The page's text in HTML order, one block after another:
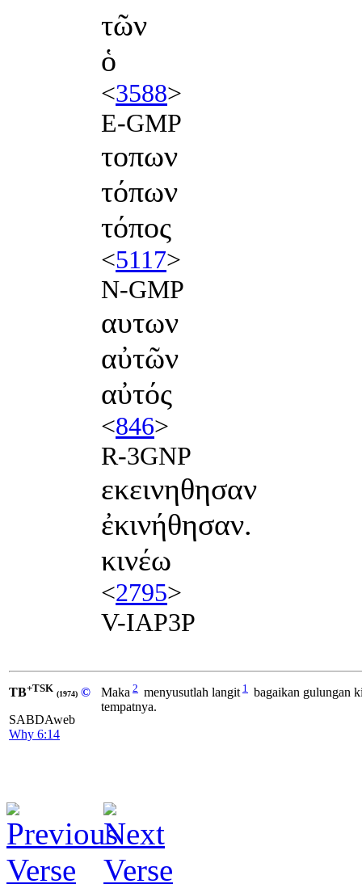
τῶν
ὁ
<3588>
E-GMP
τοπων
τόπων
τόπος
<5117>
N-GMP
αυτων
αὐτῶν
αὐτός
<846>
R-3GNP
εκεινηθησαν
ἐκινήθησαν.
κινέω
<2795>
V-IAP3P
TB+TSK (1974) ©
SABDAweb
Why 6:14
Maka 2 menyusutlah langit 1
bagaikan gulungan
tempatnya.